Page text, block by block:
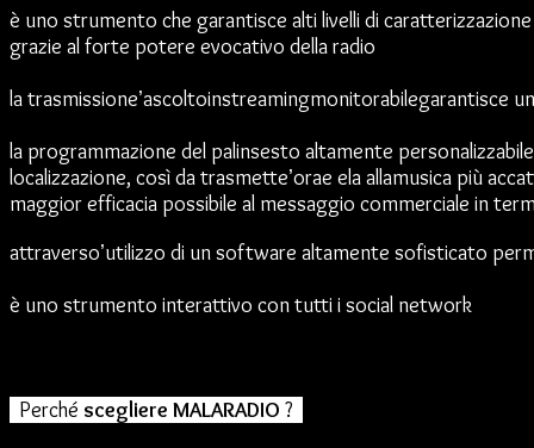
è uno strumento che garantisce alti livelli di
grazie al forte potere evocativo della radio
la trasmissioneʼascoltoinstreamingmonitorabilegarantisce
la programmazione del palinsesto altamente
localizzazione, così da trasmetteʼorae ela allamusica più
maggior efficacia possibile al messaggio commerciale in
attraversoʼutilizzo di un software altamente sofisticato
è uno strumento interattivo con tutti i social network
Perché scegliere MALARADIO ?